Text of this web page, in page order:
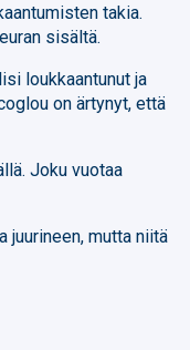
takia.
sisältä.
loukkaantunut ja
on ärtynyt, että
Joku vuotaa
juurineen, mutta niitä